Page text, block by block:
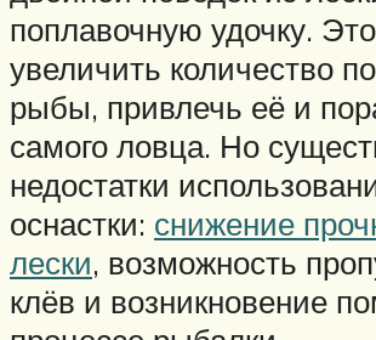
поплавочную удочку.
увеличить количество
рыбы, привлечь её и
самого ловца. Но
недостатки
оснастки: снижение
лески, возможность
клёв и возникновение